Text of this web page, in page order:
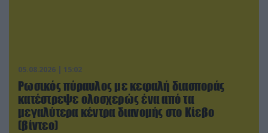
05.08.2026 | 15:02
Ρωσικός πύραυλος με κεφαλή διασποράς
κατέστρεψε ολοσχερώς ένα από τα
μεγαλύτερα κέντρα διανομής στο Κίεβο
(βίντεο)